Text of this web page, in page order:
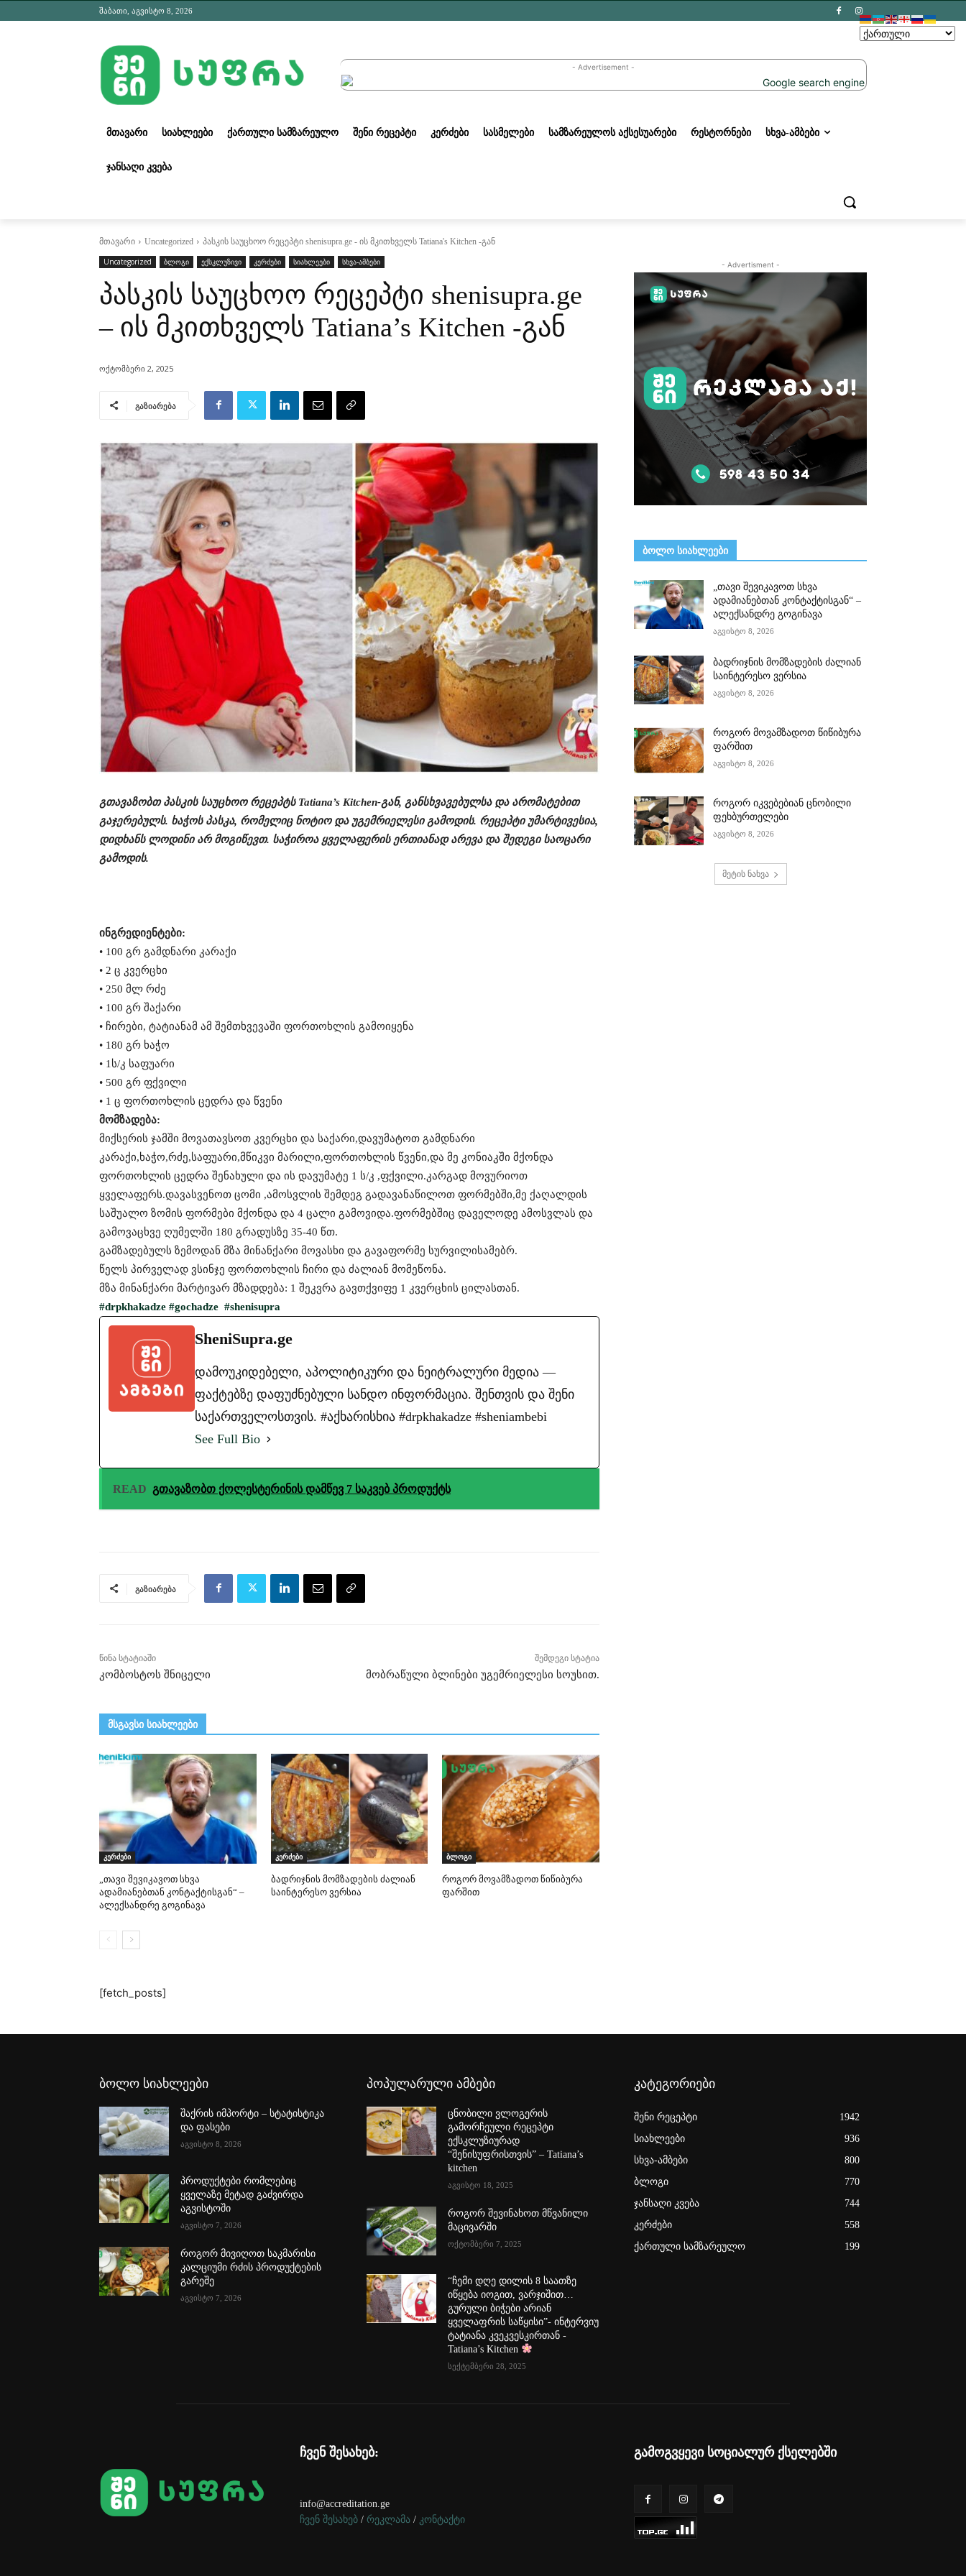
შაბათი, აგვისტო 8, 2026
- Advertisement -
ᲛᲗᲐᲕᲐᲠᲘ ᲡᲘᲐᲮᲚᲔᲔᲑᲘ ᲥᲐᲠᲗᲣᲚᲘ ᲡᲐᲛᲖᲐᲠᲔᲣᲚᲝ ᲨᲔᲜᲘ ᲠᲔᲪᲔᲞᲢᲘ ᲙᲔᲠᲫᲔᲑᲘ ᲡᲐᲡᲛᲔᲚᲔᲑᲘ ᲡᲐᲛᲖᲐᲠᲔᲣᲚᲝᲡ ᲐᲥᲡᲔᲡᲣᲐᲠᲔᲑᲘ ᲠᲔᲡᲢᲝᲠᲜᲔᲑᲘ ᲡᲮᲕᲐ-ᲐᲛᲑᲔᲑᲘ
ᲯᲐᲜᲡᲐᲦᲘ ᲙᲕᲔᲑᲐ
მთავარი Uncategorized
პასკის საუცხოო რეცეპტი shenisupra.ge - ის მკითხველს Tatiana's Kitchen -გან
Uncategorized
ბლოგი ექსკლუზივი კერძები სიახლეები სხვა-ამბები
პასკის საუცხოო რეცეპტი shenisupra.ge
– ის მკითხველს Tatiana’s Kitchen -გან
ოქტომბერი 2, 2025
გაზიარება
გთავაზობთ პასკის საუცხოო რეცეპტს Tatiana’s Kitchen-გან, განსხვავებულსა და არომატებით
გაჯერებულს. ხაჭოს პასკა, რომელიც ნოტიო და უგემრიელესი გამოდის. რეცეპტი უმარტივესია,
დიდხანს ლოდინი არ მოგიწევთ. საჭიროა ყველაფერის ერთიანად არევა და შედეგი საოცარი
გამოდის.
ინგრედიენტები:
• 100 გრ გამდნარი კარაქი
• 2 ც კვერცხი
• 250 მლ რძე
• 100 გრ შაქარი
• ჩირები, ტატიანამ ამ შემთხვევაში ფორთოხლის გამოიყენა
• 180 გრ ხაჭო
• 1ს/კ საფუარი
• 500 გრ ფქვილი
• 1 ც ფორთოხლის ცედრა და წვენი
მომზადება:
მიქსერის ჯამში მოვათავსოთ კვერცხი და საქარი,დავუმატოთ გამდნარი
კარაქი,ხაჭო,რძე,საფუარი,მწიკვი მარილი,ფორთოხლის წვენი,და მე კონიაკში მქონდა
ფორთოხლის ცედრა შენახული და ის დავუმატე 1 ს/კ ,ფქვილი.კარგად მოვურიოთ
ყველაფერს.დავასვენოთ ცომი ,ამოსვლის შემდეგ გადავანაწილოთ ფორმებში,მე ქაღალდის
საშუალო ზომის ფორმები მქონდა და 4 ცალი გამოვიდა.ფორმებშიც დაველოდე ამოსვლას და
გამოვაცხვე ღუმელში 180 გრადუსზე 35-40 წთ.
გამზადებულს ზემოდან მზა მინანქარი მოვასხი და გავაფორმე სურვილისამებრ.
წელს პირველად ვსინჯე ფორთოხლის ჩირი და ძალიან მომეწონა.
მზა მინანქარი მარტივარ მზადდება: 1 შეკვრა გავთქვიფე 1 კვერცხის ცილასთან.
#drpkhakadze #gochadze #shenisupra
SheniSupra.ge
დამოუკიდებელი, აპოლიტიკური და ნეიტრალური მედია —
ფაქტებზე დაფუძნებული სანდო ინფორმაცია. შენთვის და შენი
საქართველოსთვის. #აქხარისხია #drpkhakadze #sheniambebi
See Full Bio
READ გთავაზობთ ქოლესტერინის დამწევ 7 საკვებ პროდუქტს
გაზიარება
წინა სტატიაში
კომბოსტოს შნიცელი
შემდეგი სტატია
მობრაწული ბლინები უგემრიელესი სოუსით.
მსგავსი სიახლეები
კერძები
„თავი შევიკავოთ სხვა
ადამიანებთან კონტაქტისგან“ –
ალექსანდრე გოგინავა
კერძები
ბადრიჯნის მომზადების ძალიან
საინტერესო ვერსია
ბლოგი
როგორ მოვამზადოთ წიწიბურა
ფარშით
[fetch_posts]
- Advertisment -
ᲑᲝᲚᲝ ᲡᲘᲐᲮᲚᲔᲔᲑᲘ
„თავი შევიკავოთ სხვა
ადამიანებთან კონტაქტისგან“ –
ალექსანდრე გოგინავა
აგვისტო 8, 2026
ბადრიჯნის მომზადების ძალიან
საინტერესო ვერსია
აგვისტო 8, 2026
როგორ მოვამზადოთ წიწიბურა
ფარშით
აგვისტო 8, 2026
როგორ იკვებებიან ცნობილი
ფეხბურთელები
აგვისტო 8, 2026
მეტის ნახვა
ბოლო სიახლეები
შაქრის იმპორტი – სტატისტიკა
და ფასები
აგვისტო 8, 2026
პროდუქტები რომლებიც
ყველაზე მეტად გაძვირდა
აგვისტოში
აგვისტო 7, 2026
როგორ მივიღოთ საკმარისი
კალციუმი რძის პროდუქტების
გარეშე
აგვისტო 7, 2026
პოპულარული ამბები
ცნობილი ვლოგერის
გამორჩეული რეცეპტი
ექსკლუზიურად
“შენისუფრისთვის” – Tatiana’s
kitchen
აგვისტო 18, 2025
როგორ შევინახოთ მწვანილი
მაცივარში
ოქტომბერი 7, 2025
“ჩემი დღე დილის 8 საათზე
იწყება იოგით, ვარჯიშით…
გურული ბიჭები არიან
ყველაფრის საწყისი”- ინტერვიუ
ტატიანა კვეკვესკირთან -
Tatiana’s Kitchen
სექტემბერი 28, 2025
კატეგორიები
შენი რეცეპტი
1942
სიახლეები
936
სხვა-ამბები
800
ბლოგი
770
ჯანსაღი კვება
744
კერძები
558
ქართული სამზარეულო
199
ჩვენ შესახებ:
info@accreditation.ge
ჩვენ შესახებ / რეკლამა / კონტაქტი
გამოგვყევი სოციალურ ქსელებში